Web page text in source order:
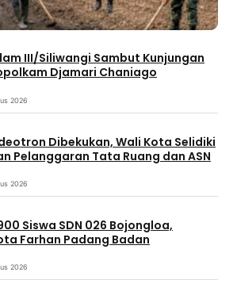
III/Siliwangi Sambut Kunjungan
Djamari Chaniago
2026
Dibekukan, Wali Kota Selidiki
Pelanggaran Tata Ruang dan ASN
2026
Siswa SDN 026 Bojongloa,
Farhan Padang Badan
2026